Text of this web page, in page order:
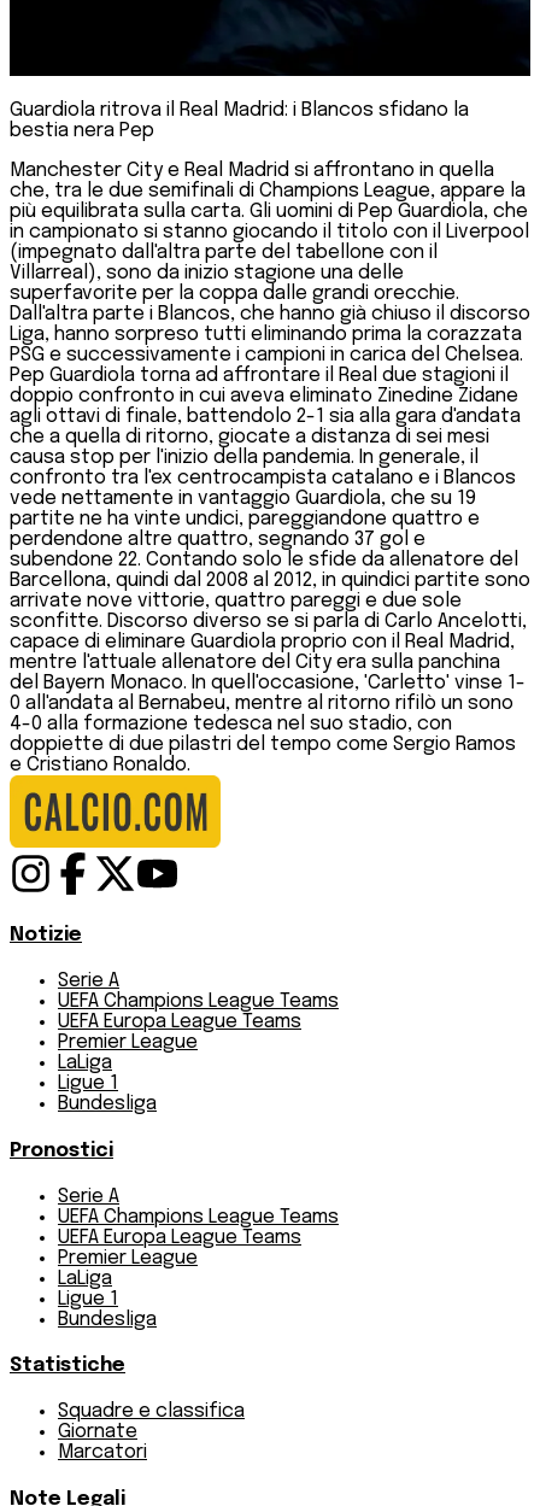
Guardiola ritrova il Real Madrid: i Blancos sfidano la
bestia nera Pep
Manchester City e Real Madrid si affrontano in quella
che, tra le due semifinali di Champions League, appare la
più equilibrata sulla carta. Gli uomini di Pep Guardiola, che
in campionato si stanno giocando il titolo con il Liverpool
(impegnato dall'altra parte del tabellone con il
Villarreal), sono da inizio stagione una delle
superfavorite per la coppa dalle grandi orecchie.
Dall'altra parte i Blancos, che hanno già chiuso il discorso
Liga, hanno sorpreso tutti eliminando prima la corazzata
PSG e successivamente i campioni in carica del Chelsea.
Pep Guardiola torna ad affrontare il Real due stagioni il
doppio confronto in cui aveva eliminato Zinedine Zidane
agli ottavi di finale, battendolo 2-1 sia alla gara d'andata
che a quella di ritorno, giocate a distanza di sei mesi
causa stop per l'inizio della pandemia. In generale, il
confronto tra l'ex centrocampista catalano e i Blancos
vede nettamente in vantaggio Guardiola, che su 19
partite ne ha vinte undici, pareggiandone quattro e
perdendone altre quattro, segnando 37 gol e
subendone 22. Contando solo le sfide da allenatore del
Barcellona, quindi dal 2008 al 2012, in quindici partite sono
arrivate nove vittorie, quattro pareggi e due sole
sconfitte. Discorso diverso se si parla di Carlo Ancelotti,
capace di eliminare Guardiola proprio con il Real Madrid,
mentre l'attuale allenatore del City era sulla panchina
del Bayern Monaco. In quell'occasione, 'Carletto' vinse 1-
0 all'andata al Bernabeu, mentre al ritorno rifilò un sono
4-0 alla formazione tedesca nel suo stadio, con
doppiette di due pilastri del tempo come Sergio Ramos
e Cristiano Ronaldo.
Notizie
Serie A
UEFA Champions League Teams
UEFA Europa League Teams
Premier League
LaLiga
Ligue 1
Bundesliga
Pronostici
Serie A
UEFA Champions League Teams
UEFA Europa League Teams
Premier League
LaLiga
Ligue 1
Bundesliga
Statistiche
Squadre e classifica
Giornate
Marcatori
Note Legali